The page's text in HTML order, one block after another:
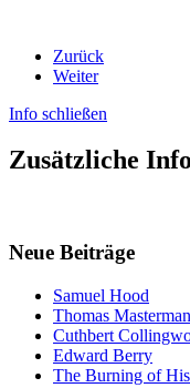
Zurück
Weiter
Info schließen
Zusätzliche
Neue Beiträge
Samuel Hood
Thomas
Cuthbert
Edward Berry
The Burning of